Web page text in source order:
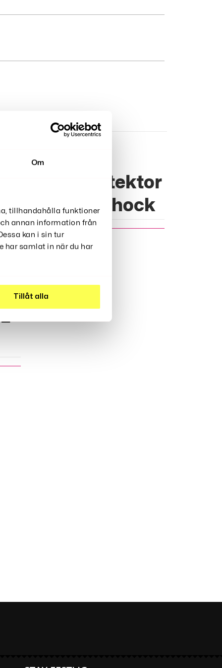
Om
tillhandahålla funktioner
annan information från
kan i sin tur
har samlat in när du har
Tillåt alla
Lögndetektor
Med Elchock